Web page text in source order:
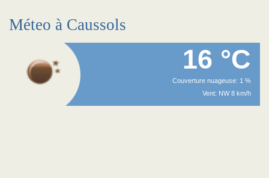
Méteo à Caussols
16 °C
Couverture nuageuse: 1 %
Vent: NW 8 km/h